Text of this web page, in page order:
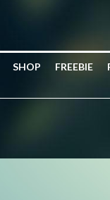
SHOP FREEBIE